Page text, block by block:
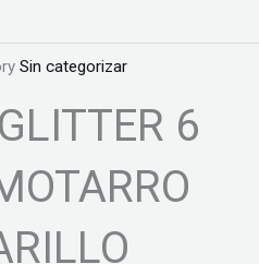
Sin categorizar
6